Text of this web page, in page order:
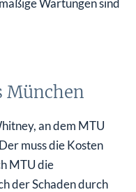
Wartungen sind
München
an dem MTU
muss die Kosten
MTU die
der Schaden durch